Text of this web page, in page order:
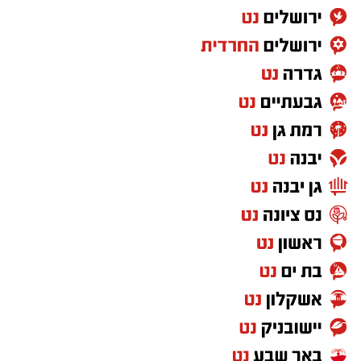
במהלך האירועים פונו שבעה דיירים במצב קל לבית
החולים, לאחר שנפגעו משאיפת עשן.
חוקר דליקות של כבאות והצלה שהגיע לזירות קבע
בתום בדיקה ראשונית כי קיים חשד ממשי להצתה
מכוונת. בנוסף, מהבדיקה הראשונית עולה כי ייתכן
קשר בין שלושת מוקדי השריפה. ממצאי החקירה
הועברו להמשך טיפול של משטרת ישראל, שפתחה
בחקירת נסיבות האירוע.
הצטרפו לקבוצת החדשות השקטה של רמת גן נט ב-